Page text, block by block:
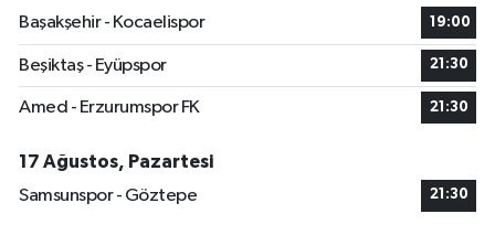
Başakşehir - Kocaelispor
19:00
Beşiktaş - Eyüpspor 21:30
Amed - Erzurumspor FK 21:30
17 Ağustos, Pazartesi
Samsunspor - Göztepe
21:30